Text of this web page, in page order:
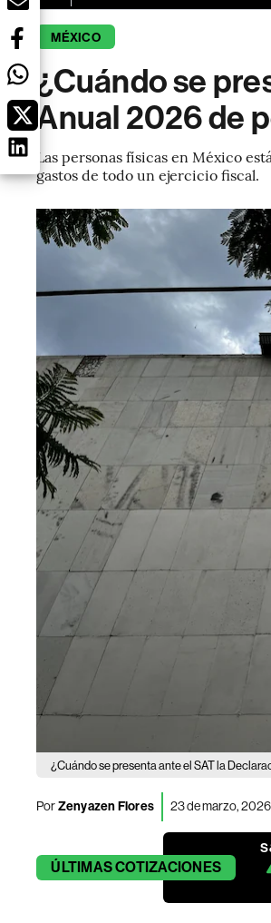
MÉXICO
¿Cuándo se
Anual 2026 de
Las personas físicas en México
gastos de todo un ejercicio fiscal.
¿Cuándo se presenta ante el SAT la
PorZenyazen Flores 23 de marzo,
ÚLTIMASCOTIZACIONES